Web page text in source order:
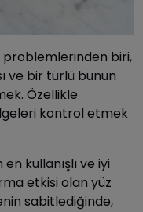
problemlerinden biri,
ve bir türlü bunun
Özellikle
kontrol etmek
kullanışlı ve iyi
etkisi olan yüz
sabitlediğinde,